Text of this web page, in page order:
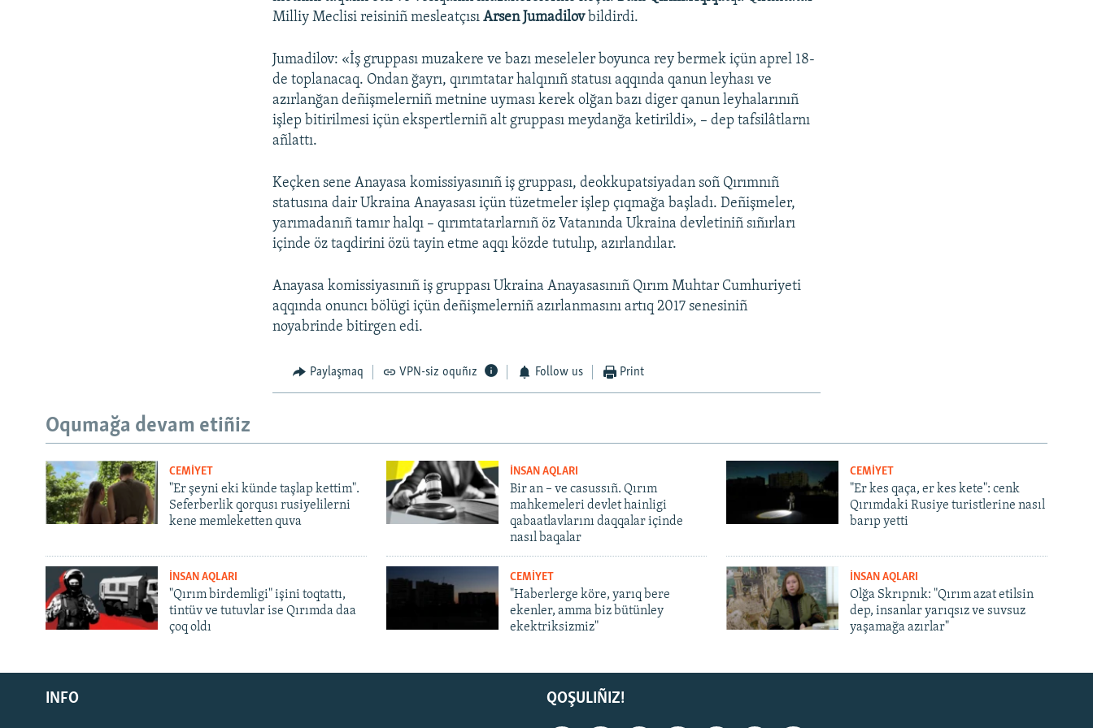
Русский
Українською
Milliy Meclisi reisiniñ mesleatçısıArsen Jumadilovbildirdi.
Jumadilov: «İş gruppası muzakere ve bazı meseleler boyunca rey bermek içün aprel 18-
de toplanacaq. Ondan ğayrı, qırımtatar halqınıñ statusı aqqında qanun leyhası ve
azırlanğan deñişmelerniñ metnine uyması kerek olğan bazı diger qanun leyhalarınıñ
işlep bitirilmesi içün ekspertlerniñ alt gruppası meydanğa ketirildi», – dep tafsilâtlarnı
añlattı.
Keçken sene Anayasa komissiyasınıñ iş gruppası, deokkupatsiyadan soñ Qırımnıñ
statusına dair Ukraina Anayasası içün tüzetmeler işlep çıqmağa başladı. Deñişmeler,
yarımadanıñ tamır halqı – qırımtatarlarnıñ öz Vatanında Ukraina devletiniñ sıñırları
içinde öz taqdirini özü tayin etme aqqı közde tutulıp, azırlandılar.
Anayasa komissiyasınıñ iş gruppası Ukraina Anayasasınıñ Qırım Muhtar Cumhuriyeti
aqqında onuncı bölügi içün deñişmelerniñ azırlanmasını artıq 2017 senesiniñ
noyabrinde bitirgen edi.
Paylaşmaq VPN-siz oquñız Follow us Print
Oqumağa devam etiñiz
CEMİYET
"Er şeyni eki künde taşlap kettim".
Seferberlik qorqusı rusiyelilerni
kene memleketten quva
İNSAN AQLARI
Bir an – ve casussıñ. Qırım
mahkemeleri devlet hainligi
qabaatlavlarını daqqalar içinde
nasıl baqalar
CEMİYET
"Er kes qaça, er kes kete": cenk
Qırımdaki Rusiye turistlerine nasıl
barıp yetti
İNSAN AQLARI
"Qırım birdemligi" işini toqtattı,
tintüv ve tutuvlar ise Qırımda daa
çoq oldı
CEMİYET
"Haberlerge köre, yarıq bere
ekenler, amma biz bütünley
ekektriksizmiz"
İNSAN AQLARI
Olğa Skrıpnık: "Qırım azat etilsin
dep, insanlar yarıqsız ve suvsuz
yaşamağa azırlar"
QOŞULIÑIZ!
INFO